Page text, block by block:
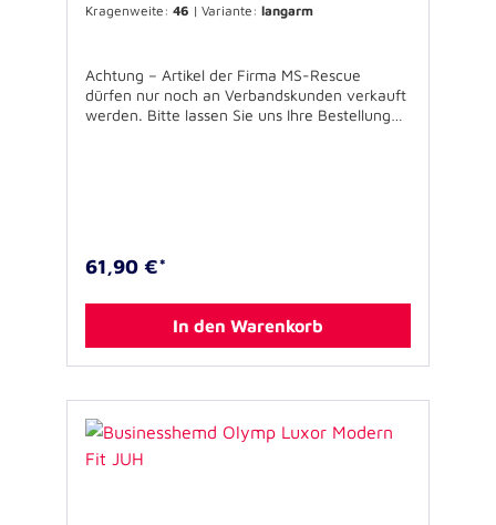
Kragenweite: 46 | Variante: langarm
Achtung – Artikel der Firma MS-Rescue
dürfen nur noch an Verbandskunden verkauft
werden. Bitte lassen Sie uns Ihre Bestellung
61,90 €*
In den Warenkorb